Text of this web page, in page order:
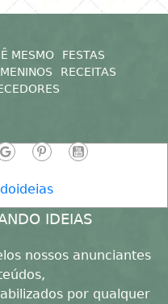
MESMO
FESTAS
RECEITAS
IDEIAS
nossos anunciantes
por qualquer